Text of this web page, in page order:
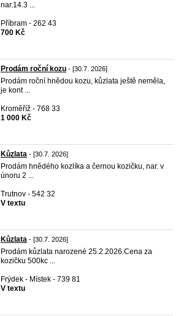
nar.14.3 ...
Příbram - 262 43
700 Kč
Prodám roční kozu - [30.7. 2026]
Prodám roční hnědou kozu, kůzlata ještě neměla,
je kont ...
Kroměříž - 768 33
1 000 Kč
Kůzlata - [30.7. 2026]
Prodám hnědého kozlíka a černou kozičku, nar. v
únoru 2 ...
Trutnov - 542 32
V textu
Kůzlata - [30.7. 2026]
Prodám kůzlata narozené 25.2.2026.Cena za
kozičku 500kc ...
Frýdek - Místek - 739 81
V textu